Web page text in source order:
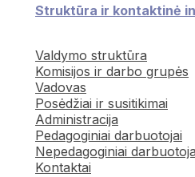
Struktūra ir kontaktinė
Valdymo struktūra
Komisijos ir darbo grupės
Vadovas
Posėdžiai ir susitikimai
Administracija
Pedagoginiai darbuotojai
Nepedagoginiai
Kontaktai